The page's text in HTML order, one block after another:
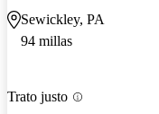
Sewickley, PA
94 millas
Trato justo